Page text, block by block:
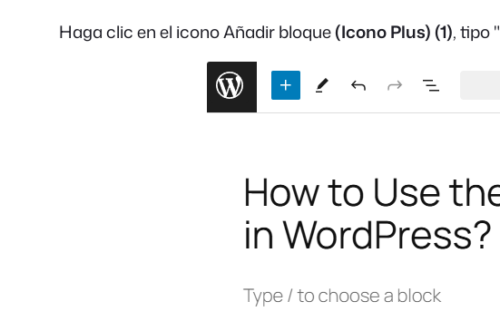
Haga clic en el icono Añadir bloque(Icono Plus)(1), tipo "